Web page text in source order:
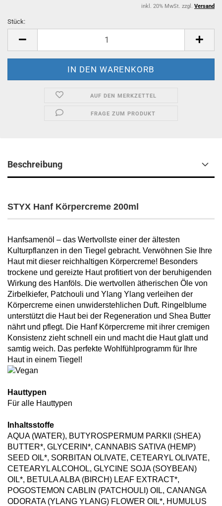
inkl. 20% MwSt. zzgl. Versand
Stück:
AUF DEN MERKZETTEL
FRAGE ZUM PRODUKT
Beschreibung
STYX Hanf Körpercreme 200ml
Hanfsamenöl – das Wertvollste einer der ältesten
Kulturpflanzen in den Tiegel gebracht. Verwöhnen Sie Ihre
Haut mit dieser reichhaltigen Körpercreme! Besonders
trockene und gereizte Haut profitiert von der beruhigenden
Wirkung des Hanföls. Die wertvollen ätherischen Öle von
Zirbelkiefer, Patchouli und Ylang Ylang verleihen der
Körpercreme einen unwiderstehlichen Duft. Ringelblume
unterstützt die Haut bei der Regeneration und Shea Butter
nährt und pflegt. Die Hanf Körpercreme mit ihrer cremigen
Konsistenz zieht schnell ein und macht die Haut glatt und
samtig weich. Das perfekte Wohlfühlprogramm für Ihre
Haut in einem Tiegel!
Hauttypen
Für alle Hauttypen
Inhaltsstoffe
AQUA (WATER), BUTYROSPERMUM PARKII (SHEA)
BUTTER*, GLYCERIN*, CANNABIS SATIVA (HEMP)
SEED OIL*, SORBITAN OLIVATE, CETEARYL OLIVATE,
CETEARYL ALCOHOL, GLYCINE SOJA (SOYBEAN)
OIL*, BETULA ALBA (BIRCH) LEAF EXTRACT*,
POGOSTEMON CABLIN (PATCHOULI) OIL, CANANGA
ODORATA (YLANG YLANG) FLOWER OIL*, HUMULUS